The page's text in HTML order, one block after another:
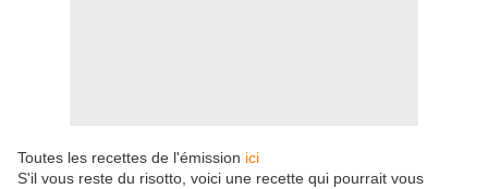
Toutes les recettes de l'émission ici
S'il vous reste du risotto, voici une recette qui pourrait vous